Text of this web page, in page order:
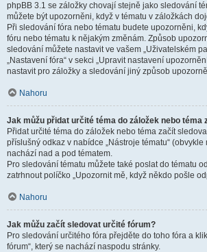
phpBB 3.1 se záložky chovají stejně jako sledování
můžete být upozorněni, když v tématu v záložkách
Při sledování fóra nebo tématu budete upozorněni,
fóru nebo tématu k nějakým změnám. Způsob
sledování můžete nastavit ve vašem „Uživatelském
„Nastavení fóra“ v sekci „Upravit nastavení
nastavit pro záložky a sledování jiný způsob
Nahoru
Jak můžu přidat určité téma do záložek nebo téma
Přidat určité téma do záložek nebo téma začít
příslušný odkaz v nabídce „Nástroje tématu“
nachází nad a pod tématem.
Pro sledování tématu můžete také poslat do tématu
zatrhnout políčko „Upozornit mě, když někdo pošle
Nahoru
Jak můžu začít sledovat určité fórum?
Pro sledování určitého fóra přejděte do toho fóra a
fórum“, který se nachází naspodu stránky.